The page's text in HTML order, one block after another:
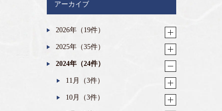
アーカイブ
2026年（19件）
2025年（35件）
2024年（24件）
11月（3件）
10月（3件）